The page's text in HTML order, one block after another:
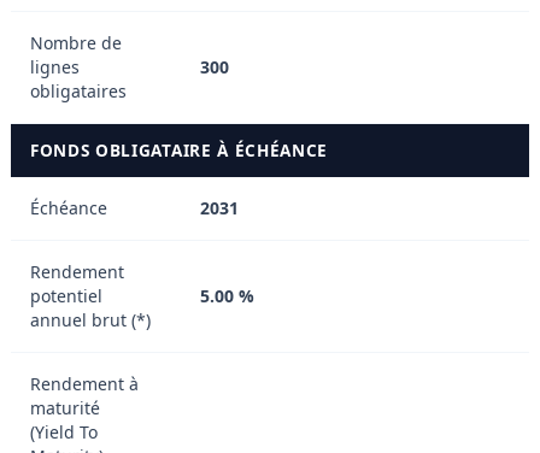
Nombre de
lignes
obligataires
300
FONDS OBLIGATAIRE À ÉCHÉANCE
Échéance 2031
Rendement
potentiel
annuel brut (*)
5.00 %
Rendement à
maturité
(Yield To